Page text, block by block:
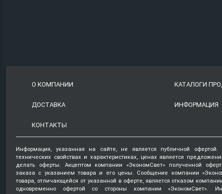
О КОМПАНИИ КАТАЛОГИ
ДОСТАВКА ИНФОРМАЦИЯ
КОНТАКТЫ
Информация, указанная на сайте, не является публичной
технических свойствах и характеристиках, ценах является
делать оферты. Акцептом компании «ЭкономСвет» полученной
заказа с указанием товара и его цены. Сообщение компании
товара, отличающейся от указанной в оферте, является отказом
одновременно офертой со стороны компании «ЭкономСвет».